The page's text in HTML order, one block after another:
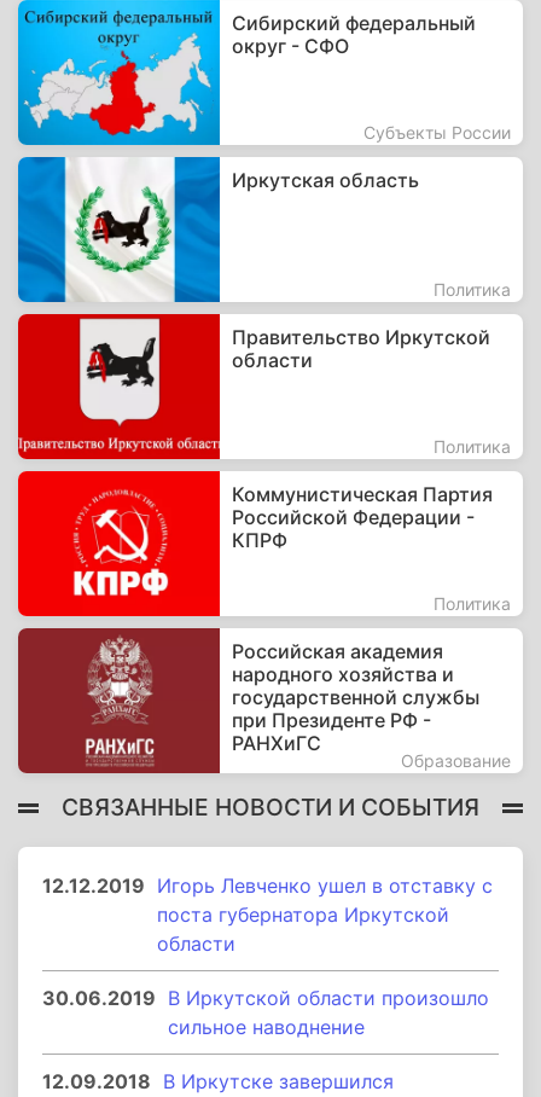
Сибирский федеральный
округ - СФО
Субъекты России
Иркутская область
Политика
Правительство Иркутской
области
Политика
Коммунистическая Партия
Российской Федерации -
КПРФ
Политика
Российская академия
народного хозяйства и
государственной службы
при Президенте РФ -
РАНХиГС
Образование
СВЯЗАННЫЕ НОВОСТИ И СОБЫТИЯ
12.12.2019 Игорь Левченко ушел в отставку с
поста губернатора Иркутской
области
30.06.2019 В Иркутской области произошло
сильное наводнение
12.09.2018 В Иркутске завершился